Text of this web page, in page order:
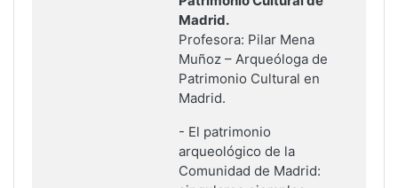
Madrid.
Profesora: Pilar Mena
Muñoz – Arqueóloga de
Patrimonio Cultural en
Madrid.
- El patrimonio
arqueológico de la
Comunidad de Madrid: